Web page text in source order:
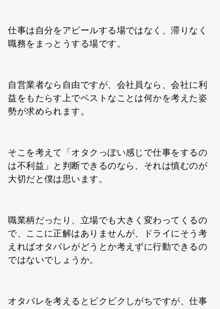
仕事は自分をアピールする場ではなく、滞りなく
職務をまっとうする場です。
自営業者なら自由ですが、会社員なら、会社に利
益をもたらす上でベストなことは何かを考えた姿
勢が求められます。
そこを考えて「オタクっぽい感じで仕事をするの
は不利益」と判断できるのなら、それは慎むのが
大切だと僕は思います。
職業柄だったり、立場でも大きく変わってくるの
で、ここに正解はありませんが、ドライにそう考
えればオタバレがどうとか考えずに行動できるの
ではないでしょうか。
オタバレを考えるとビクビクしがちですが、仕事